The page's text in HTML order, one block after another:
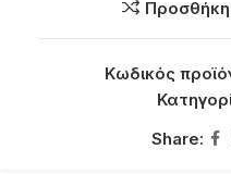
Προσθήκη
Κωδικός
Share: